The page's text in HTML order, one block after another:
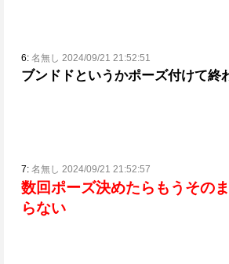
6: 名無し 2024/09/21 21:52:51
ブンドドというかポーズ付けて終
7: 名無し 2024/09/21 21:52:57
数回ポーズ決めたらもうその
らない